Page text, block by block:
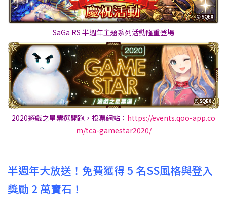
SaGa RS 半週年主題系列活動隆重登場
2020遊戲之星票選開跑，投票網站： https://events.qoo-app.co
m/tca-gamestar2020/
半週年大放送！免費獲得 5 名SS風格與登入
獎勵 2 萬寶石！